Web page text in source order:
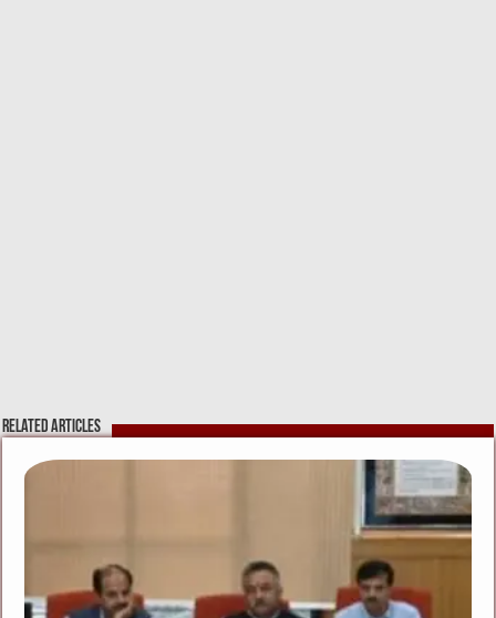
Related Articles